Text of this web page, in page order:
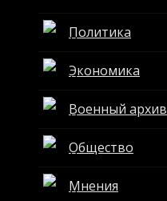
Политика
Экономика
Военный архив
Общество
Мнения